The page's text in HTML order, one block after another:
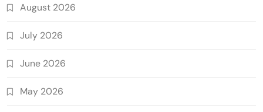
August 2026
July 2026
June 2026
May 2026